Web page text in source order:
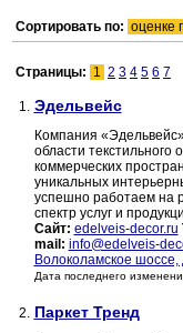
Сортировать по: оценке
Страницы: 1 2 3 4 5 6 7
1. Эдельвейс
Компания
области
коммерческих
уникальных
успешно работаем на
спектр услуг и
Сайт: edelveis-decor.ru
mail: info@edelveis-
Волоколамское шоссе,
Дата последнего
2. Паркет Тренд